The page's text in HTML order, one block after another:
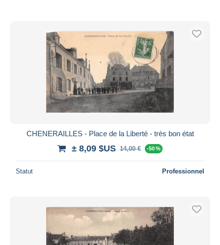
CHENERAILLES - Place de la Liberté - très bon état
± 8,09 $US 14,00 € -50 %
Statut Professionnel